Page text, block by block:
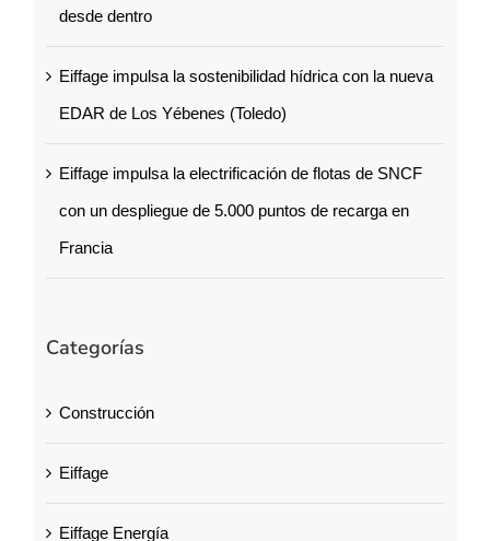
desde dentro
Eiffage impulsa la sostenibilidad hídrica con la nueva
EDAR de Los Yébenes (Toledo)
Eiffage impulsa la electrificación de flotas de SNCF
con un despliegue de 5.000 puntos de recarga en
Francia
Categorías
Construcción
Eiffage
Eiffage Energía